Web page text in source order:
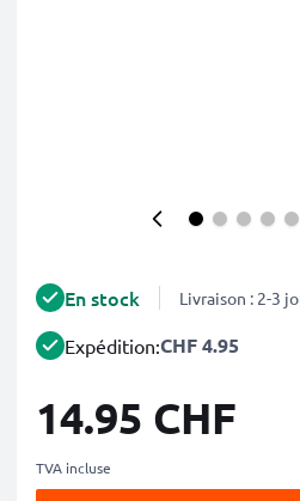
En stock Livraison : 2-3
Expédition:CHF 4.95
14.95 CHF
TVA incluse